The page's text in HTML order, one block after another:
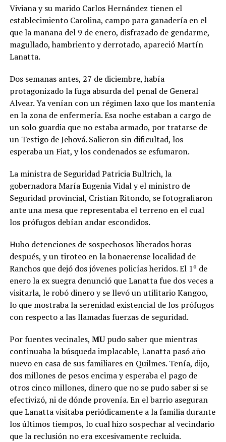
Viviana y su marido Carlos Hernández tienen el
establecimiento Carolina, campo para ganadería en el
que la mañana del 9 de enero, disfrazado de gendarme,
magullado, hambriento y derrotado, apareció Martín
Lanatta.
Dos semanas antes, 27 de diciembre, había
protagonizado la fuga absurda del penal de General
Alvear. Ya venían con un régimen laxo que los mantenía
en la zona de enfermería. Esa noche estaban a cargo de
un solo guardia que no estaba armado, por tratarse de
un Testigo de Jehová. Salieron sin dificultad, los
esperaba un Fiat, y los condenados se esfumaron.
La ministra de Seguridad Patricia Bullrich, la
gobernadora María Eugenia Vidal y el ministro de
Seguridad provincial, Cristian Ritondo, se fotografiaron
ante una mesa que representaba el terreno en el cual
los prófugos debían andar escondidos.
Hubo detenciones de sospechosos liberados horas
después, y un tiroteo en la bonaerense localidad de
Ranchos que dejó dos jóvenes policías heridos. El 1º de
enero la ex suegra denunció que Lanatta fue dos veces a
visitarla, le robó dinero y se llevó un utilitario Kangoo,
lo que mostraba la serenidad existencial de los prófugos
con respecto a las llamadas fuerzas de seguridad.
Por fuentes vecinales, MUpudo saber que mientras
continuaba la búsqueda implacable, Lanatta pasó año
nuevo en casa de sus familiares en Quilmes. Tenía, dijo,
dos millones de pesos encima y esperaba el pago de
otros cinco millones, dinero que no se pudo saber si se
efectivizó, ni de dónde provenía.En el barrio aseguran
que Lanatta visitaba periódicamente a la familia durante
los últimos tiempos, lo cual hizo sospechar al vecindario
que la reclusión no era excesivamente recluida.